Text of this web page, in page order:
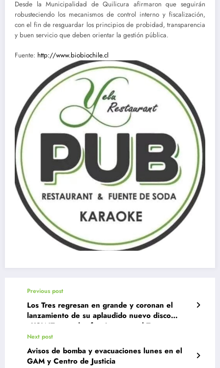
Desde la Municipalidad de Quilicura afirmaron que seguirán
robusteciendo los mecanismos de control interno y fiscalización,
con el fin de resguardar los principios de probidad, transparencia
y buen servicio que deben orientar la gestión pública.
Fuente: http://www.biobiochile.cl
Previous post
Los Tres regresan en grande y coronan el
lanzamiento de su aplaudido nuevo disco
«XCLNT» con dos funciones en el Teatro
Municipal
Next post
Avisos de bomba y evacuaciones lunes en el
GAM y Centro de Justicia